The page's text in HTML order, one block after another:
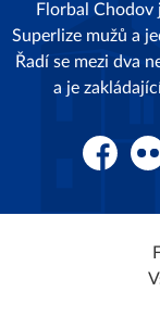
Florbal
Superlize mužů a
Řadí se mezi dva
a je
Facebook